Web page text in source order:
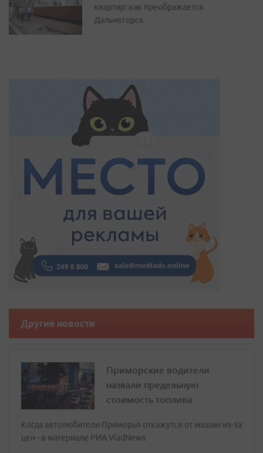
квартир: как преображается
Дальнегорск
Другие новости
Приморские водители
назвали предельную
стоимость топлива
Когда автолюбители Приморья откажутся от машин из-за
цен - в материале РИА VladNews